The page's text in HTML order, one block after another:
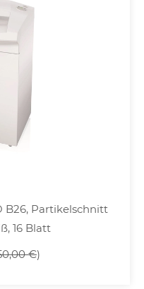
B26, Partikelschnitt
16 Blatt
€)